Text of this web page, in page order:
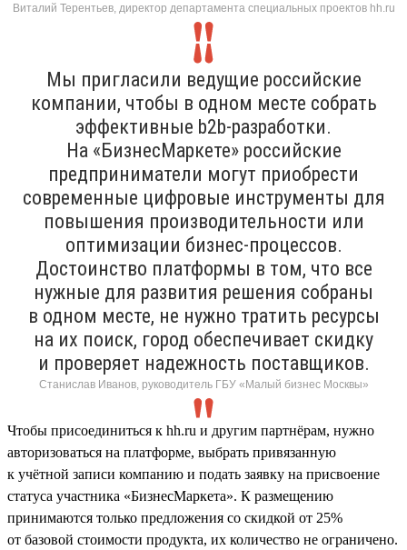
Виталий Терентьев, директор департамента специальных проектов hh.ru
Мы пригласили ведущие российские
компании, чтобы в одном месте собрать
эффективные b2b-разработки.
На «БизнесМаркете» российские
предприниматели могут приобрести
современные цифровые инструменты для
повышения производительности или
оптимизации бизнес-процессов.
Достоинство платформы в том, что все
нужные для развития решения собраны
в одном месте, не нужно тратить ресурсы
на их поиск, город обеспечивает скидку
и проверяет надежность поставщиков.
Станислав Иванов, руководитель ГБУ «Малый бизнес Москвы»
Чтобы присоединиться к hh.ru и другим партнёрам, нужно
авторизоваться на платформе, выбрать привязанную
к учётной записи компанию и подать заявку на присвоение
статуса участника «БизнесМаркета». К размещению
принимаются только предложения со скидкой от 25%
от базовой стоимости продукта, их количество не ограничено.